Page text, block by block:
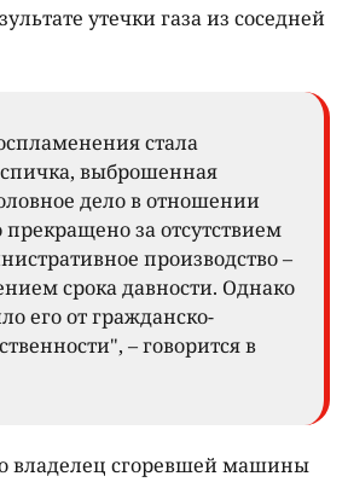
утечки газа из соседней
стала
выброшенная
дело в отношении
прекращено за отсутствием
производство –
срока давности. Однако
его от гражданско-
– говорится в
владелец сгоревшей машины